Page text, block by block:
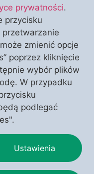
ideologia
uważa go za
demaskuje
raporcie,
Ks. Piotra Skargi.
prywatności.
przycisku
przetwarzanie
zmienić opcje
poprzez kliknięcie
wybór plików
W przypadku
podlegać
Ustawienia